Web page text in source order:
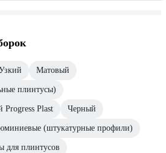
Матовый
плинтусы)
Plast Черный
(штукатурные профили)
для плинтусов